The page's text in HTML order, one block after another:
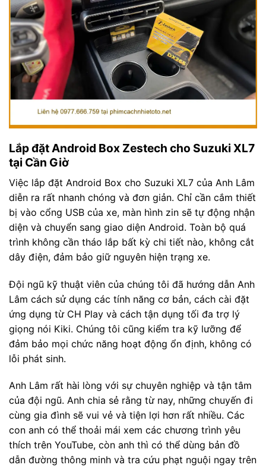
Lắp đặt Android Box Zestech cho Suzuki XL7
tại Cần Giờ
Việc lắp đặt Android Box cho Suzuki XL7 của Anh Lâm
diễn ra rất nhanh chóng và đơn giản. Chỉ cần cắm thiết
bị vào cổng USB của xe, màn hình zin sẽ tự động nhận
diện và chuyển sang giao diện Android. Toàn bộ quá
trình không cần tháo lắp bất kỳ chi tiết nào, không cắt
dây điện, đảm bảo giữ nguyên hiện trạng xe.
Đội ngũ kỹ thuật viên của chúng tôi đã hướng dẫn Anh
Lâm cách sử dụng các tính năng cơ bản, cách cài đặt
ứng dụng từ CH Play và cách tận dụng tối đa trợ lý
giọng nói Kiki. Chúng tôi cũng kiểm tra kỹ lưỡng để
đảm bảo mọi chức năng hoạt động ổn định, không có
lỗi phát sinh.
Anh Lâm rất hài lòng với sự chuyên nghiệp và tận tâm
của đội ngũ. Anh chia sẻ rằng từ nay, những chuyến đi
cùng gia đình sẽ vui vẻ và tiện lợi hơn rất nhiều. Các
con anh có thể thoải mái xem các chương trình yêu
thích trên YouTube, còn anh thì có thể dùng bản đồ
dẫn đường thông minh và tra cứu phạt nguội ngay trên